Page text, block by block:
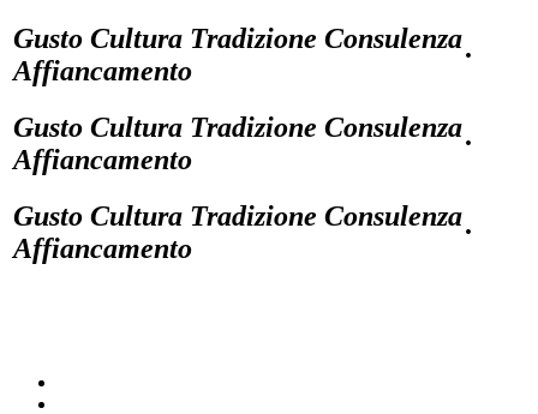
Gusto Cultura Tradizione Consulenza
Affiancamento
·
Gusto Cultura Tradizione Consulenza
Affiancamento
·
Gusto Cultura Tradizione Consulenza
Affiancamento
·